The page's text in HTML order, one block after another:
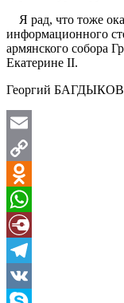
Я рад, что тоже
информационного
армянского собора
Екатерине II.
Георгий
Email
Copy
Link
Odnoklassniki
WhatsApp
Diary.Ru
Telegram